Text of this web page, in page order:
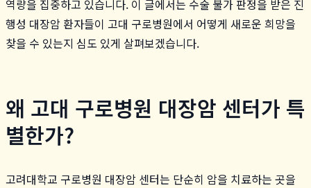
역량을 집중하고 있습니다. 이 글에서는 수술 불가 판정을 받은 진
행성 대장암 환자들이 고대 구로병원에서 어떻게 새로운 희망을
찾을 수 있는지 심도 있게 살펴보겠습니다.
왜 고대 구로병원 대장암 센터가 특
별한가?
고려대학교 구로병원 대장암 센터는 단순히 암을 치료하는 곳을